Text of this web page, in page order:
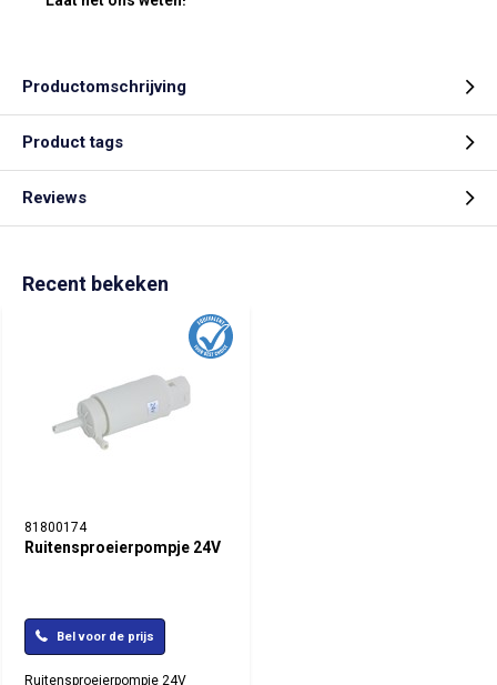
Productomschrijving
Product tags
Reviews
Recent bekeken
81800174
Ruitensproeierpompje 24V
Bel voor de prijs
Ruitensproeierpompje 24V